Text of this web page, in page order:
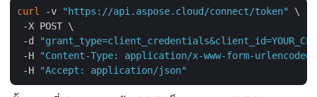
curl -v "https://api.aspose.cloud/connect/token"
\
-X POST \
-d
-H
"Content-Type: application/x-www-form-urlencoded"
-H
"Accept: application/json"